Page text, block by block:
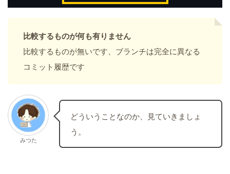
比較するものが何も有りません
比較するものが無いです、ブランチは完全に異なる
コミット履歴です
みつた
どういうことなのか、見ていきましょ
う。